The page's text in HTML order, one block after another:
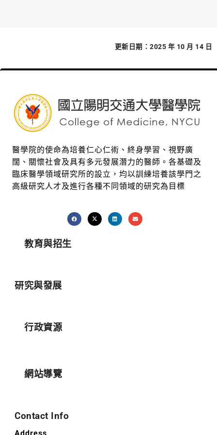
更新日期：2025 年 10 月 14 日
醫學院的使命為培養仁心仁術、終身學習、視野廣
闊、關懷社會及具有多元發展潛力的醫師。各基礎及
臨床醫學領域研究所的設立，均以訓練培養該學門之
高級研究人才及進行各種不同領域的研究為目標
教育與招生
研究與發展
行政資源
網站導覽
Contact Info